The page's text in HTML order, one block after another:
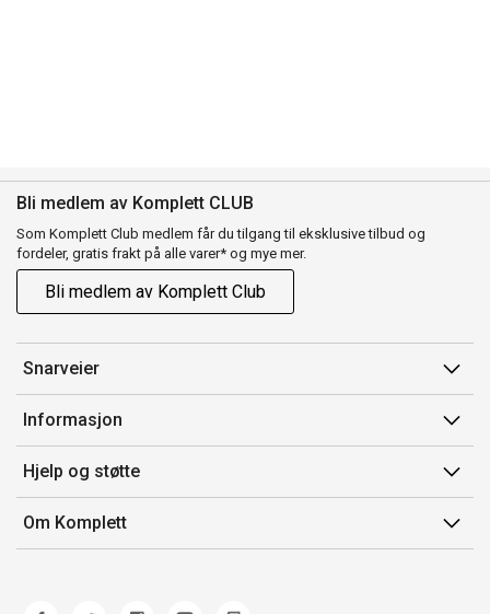
Bli medlem av Komplett CLUB
Som Komplett Club medlem får du tilgang til eksklusive tilbud og
fordeler, gratis frakt på alle varer* og mye mer.
Bli medlem av Komplett Club
Snarveier
Min side
Ordreoversikt
Flex
Komplett Club
Informasjon
Salgsbetingelser
Medlemsvilkår for Komplett Club
Merker/produsent
Hjelp og støtte
Kontakt oss
Kundeservice
Om Komplett